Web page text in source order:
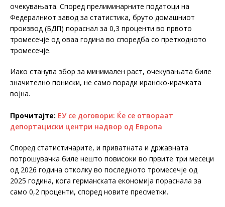
очекувањата. Според прелиминарните податоци на
Федералниот завод за статистика, бруто домашниот
производ (БДП) пораснал за 0,3 проценти во првото
тромесечје од оваа година во споредба со претходното
тромесечје.
Иако станува збор за минимален раст, очекувањата биле
значително пониски, не само поради иранско-ирачката
војна.
Прочитајте: ЕУ се договори: Ќе се отвораат
депортациски центри надвор од Европа
Според статистичарите, и приватната и државната
потрошувачка биле нешто повисоки во првите три месеци
од 2026 година отколку во последното тромесечје од
2025 година, кога германската економија пораснала за
само 0,2 проценти, според новите пресметки.